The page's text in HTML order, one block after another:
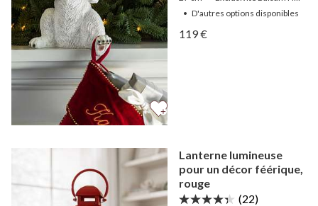
• D'autres options disponibles
Afficher Porte-
Afficher Porte-
119 €
Lanterne lumineuse
pour un décor féérique,
rouge
(22)